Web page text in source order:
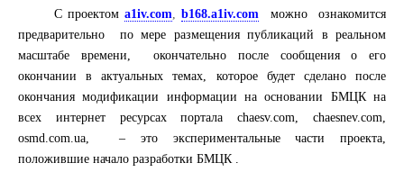
С проектом a1iv.com,b168.a1iv.com
можно ознакомится
предварительно по мере размещения публикаций в реальном
масштабе времени, окончательно после сообщения о его
окончании в актуальных темах, которое будет сделано после
окончания модификации информации на основании БМЦКна
всех интернет ресурсах портала chaesv.com, chaesnev.com,
osmd.com.ua, – это экспериментальные части проекта,
положившие начало разработки БМЦК.